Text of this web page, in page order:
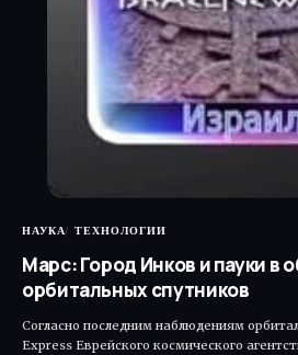
НАУКА ТЕХНОЛОГИИ
Марс: Город Инков и пауки в
орбитальных спутников
Согласно последним наблюдениям
Express Еврейского космического